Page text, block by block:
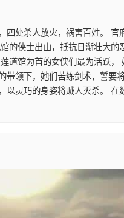
四处杀人放火，祸害百姓。
的侠士出山，抵抗日渐壮大
道馆为首的女侠们最为活跃
带领下，她们苦练剑术，誓要
以灵巧的身姿将贼人灭杀。 在